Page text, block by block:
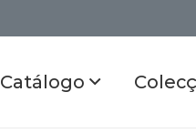
Catálogo